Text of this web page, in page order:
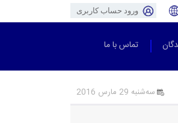
ورود حساب کاربری
تماس با ما
سه‌شنبه 29 مارس 2016